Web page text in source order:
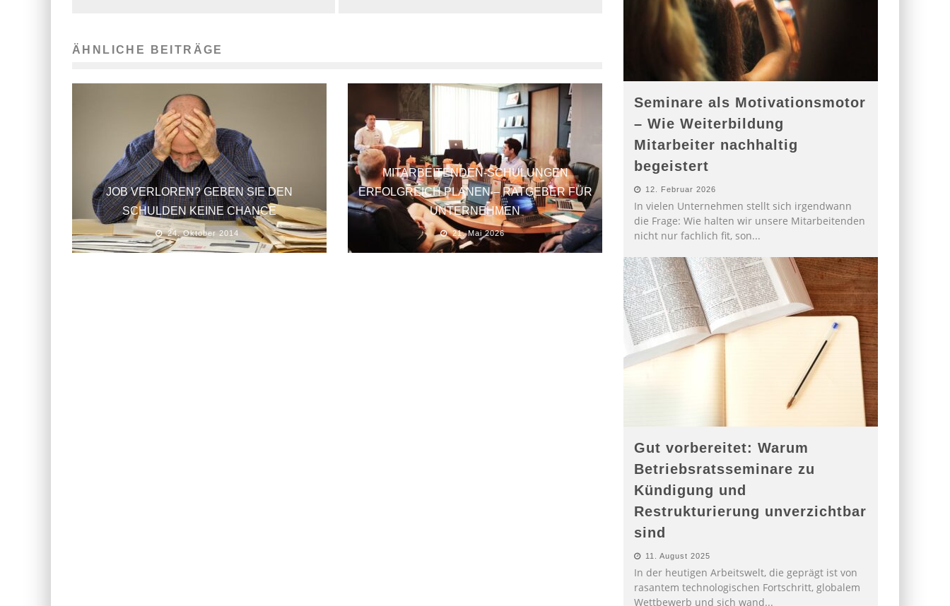
ÄHNLICHE BEITRÄGE
JOB VERLOREN? GEBEN SIE DEN
SCHULDEN KEINE CHANCE
24. Oktober 2014
MITARBEITENDEN-SCHULUNGEN
ERFOLGREICH PLANEN – RATGEBER FÜR
UNTERNEHMEN
21. Mai 2026
Seminare als Motivationsmotor
– Wie Weiterbildung
Mitarbeiter nachhaltig
begeistert
12. Februar 2026
In vielen Unternehmen stellt sich irgendwann
die Frage: Wie halten wir unsere Mitarbeitenden
nicht nur fachlich fit, son...
Gut vorbereitet: Warum
Betriebsratsseminare zu
Kündigung und
Restrukturierung unverzichtbar
sind
11. August 2025
In der heutigen Arbeitswelt, die geprägt ist von
rasantem technologischen Fortschritt, globalem
Wettbewerb und sich wand...